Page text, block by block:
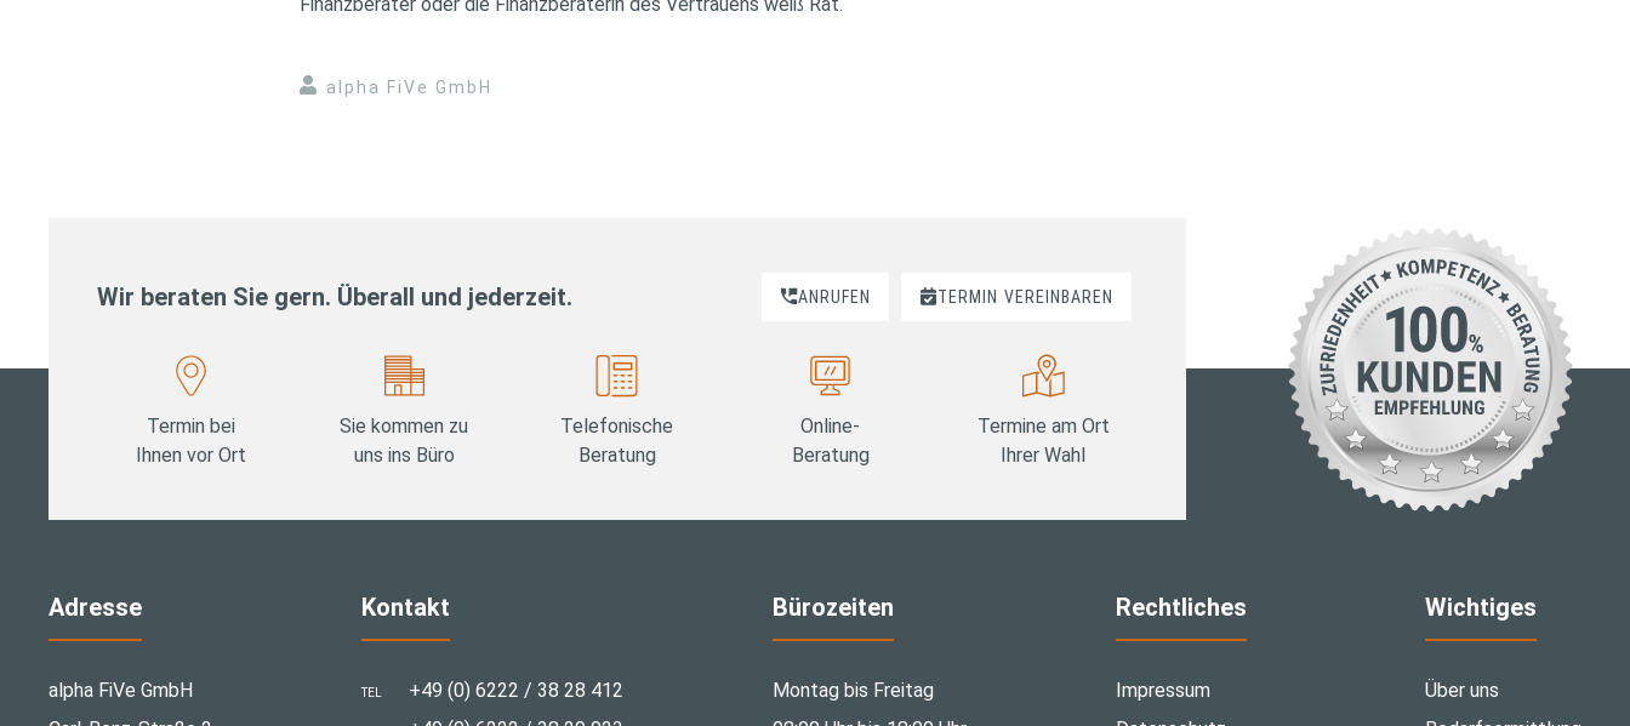
alpha FiVe GmbH
Wir beraten Sie gern. Überall und jederzeit. ANRUFEN TERMIN VEREINBAREN
Termin bei
Ihnen vor Ort
Sie kommen zu
uns ins Büro
Telefonische
Beratung
Online-
Beratung
Termine am Ort
Ihrer Wahl
Adresse
alpha FiVe GmbH
Kontakt
TEL +49 (0) 6222 / 38 28 412
Bürozeiten
Montag bis Freitag
Rechtliches
Impressum
Wichtiges
Über uns